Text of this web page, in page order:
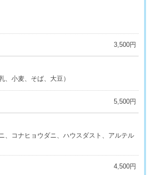
3,500円
、小麦、そば、大豆）
5,500円
、コナヒョウダニ、ハウスダスト、アルテル
4,500円